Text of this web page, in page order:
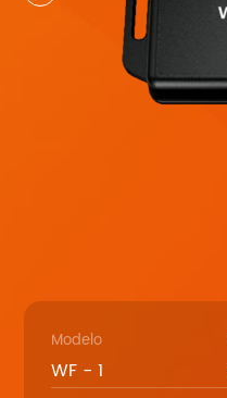
Modelo
WF - 1